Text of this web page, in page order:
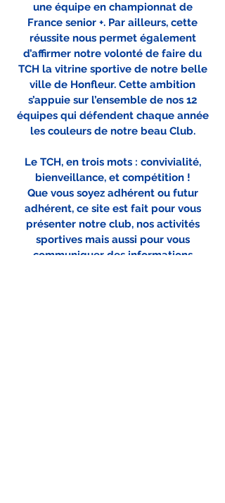
une équipe en championnat de
France senior +. Par ailleurs, cette
réussite nous permet également
d’affirmer notre volonté de faire du
TCH la vitrine sportive de notre belle
ville de Honfleur. Cette ambition
s’appuie sur l’ensemble de nos 12
équipes qui défendent chaque année
les couleurs de notre beau Club.
Le TCH, en trois mots : convivialité,
bienveillance, et compétition !
Que vous soyez adhérent ou futur
adhérent, ce site est fait pour vous
présenter notre club, nos activités
sportives mais aussi pour vous
communiquer des informations